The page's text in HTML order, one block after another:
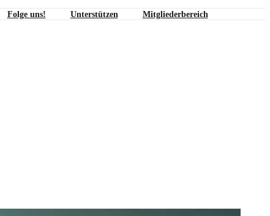
Folge uns! Unterstützen Mitgliederbereich